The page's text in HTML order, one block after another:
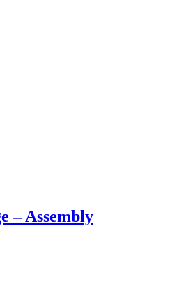
– Assembly